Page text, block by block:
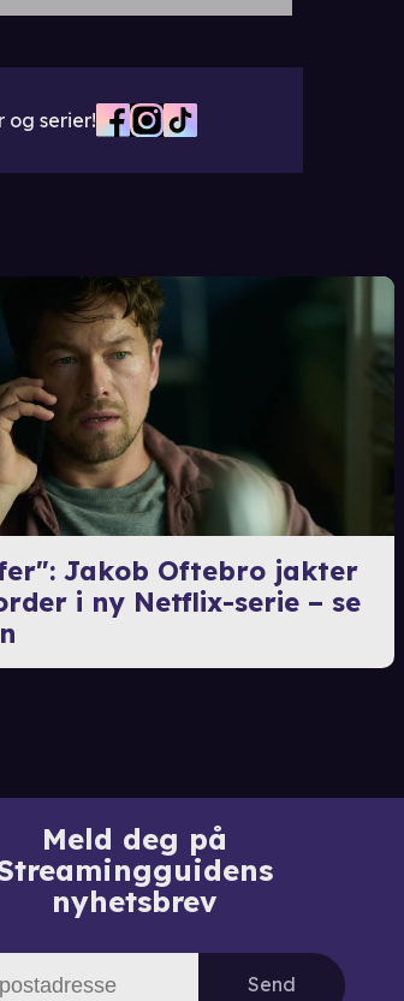
og serier!
Jakob Oftebro jakter
i ny Netflix-serie – se
Meld deg på
nyhetsbrev
Send